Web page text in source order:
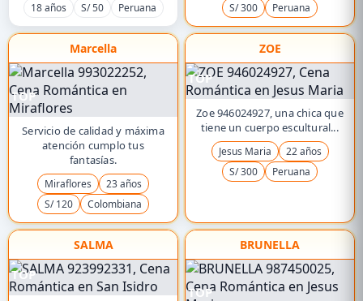
18 años
S/ 50 Peruana
S/ 300
Peruana
Marcella
TOP
Servicio de calidad y máxima
atención cumplo tus
fantasías.
Miraflores
23 años
S/ 120
Colombiana
ZOE
TOP
Zoe 946024927, una chica que
tiene un cuerpo escultural...
Jesus Maria
22 años
S/ 300
Peruana
SALMA
TOP
BRUNELLA
TOP